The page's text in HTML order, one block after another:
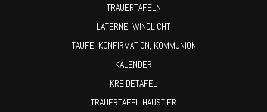
TRAUERTAFELN
LATERNE, WINDLICHT
TAUFE, KONFIRMATION, KOMMUNION
KALENDER
KREIDETAFEL
TRAUERTAFEL HAUSTIER